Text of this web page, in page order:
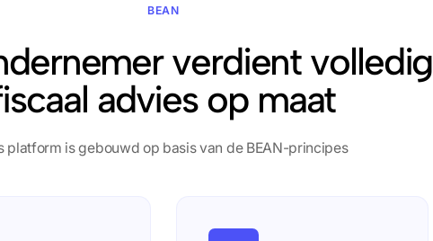
BEAN
verdient volledig
advies op maat
platform is gebouwd op basis van de BEAN-principes